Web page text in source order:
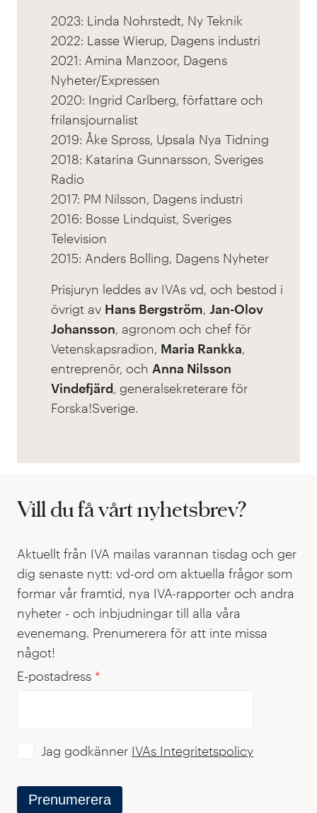
2023: Linda Nohrstedt, Ny Teknik
2022: Lasse Wierup, Dagens industri
2021: Amina Manzoor, Dagens
Nyheter/Expressen
2020: Ingrid Carlberg, författare och
frilansjournalist
2019: Åke Spross, Upsala Nya Tidning
2018: Katarina Gunnarsson, Sveriges
Radio
2017: PM Nilsson, Dagens industri
2016: Bosse Lindquist, Sveriges
Television
2015: Anders Bolling, Dagens Nyheter
Prisjuryn leddes av IVAs vd, och bestod i
övrigt av Hans Bergström, Jan-Olov
Johansson, agronom och chef för
Vetenskapsradion, Maria Rankka,
entreprenör, och Anna Nilsson
Vindefjärd, generalsekreterare för
Forska!Sverige.
Vill du få vårt nyhetsbrev?
Aktuellt från IVA mailas varannan tisdag och ger
dig senaste nytt: vd-ord om aktuella frågor som
formar vår framtid, nya IVA-rapporter och andra
nyheter - och inbjudningar till alla våra
evenemang. Prenumerera för att inte missa
något!
E-postadress *
Prenumerera
Jag godkänner IVAs Integritetspolicy